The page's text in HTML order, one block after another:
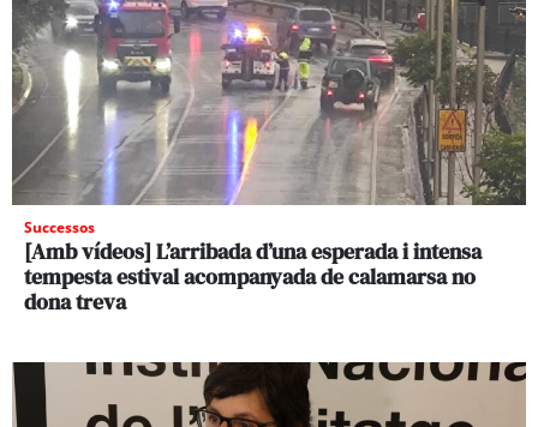
Successos
[Amb vídeos] L’arribada d’una esperada i intensa
tempesta estival acompanyada de calamarsa no
dona treva